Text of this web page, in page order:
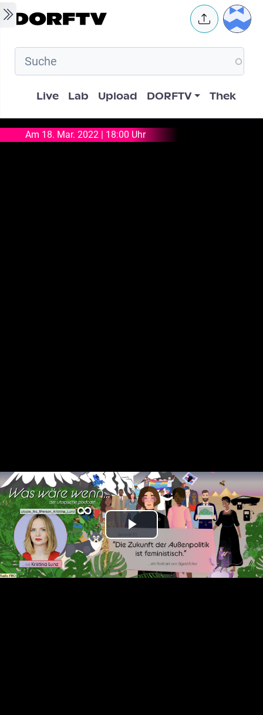
Skip to main content User
Hauptnavigation
Live Lab Upload DORFTV Thek
Am 18. Mar. 2022 | 18:00 Uhr
Play
Video